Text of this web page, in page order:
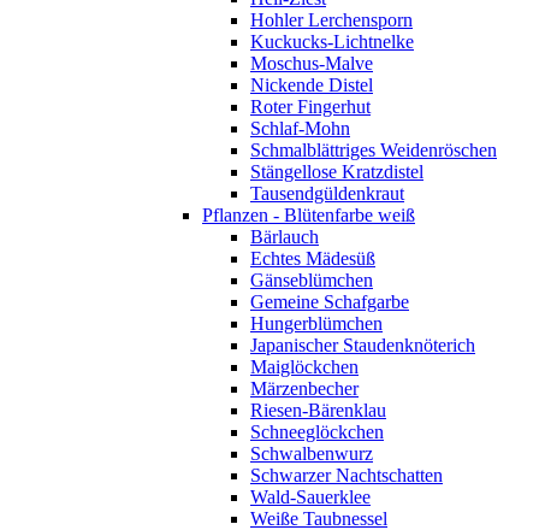
Hohler Lerchensporn
Kuckucks-Lichtnelke
Moschus-Malve
Nickende Distel
Roter Fingerhut
Schlaf-Mohn
Schmalblättriges Weidenröschen
Stängellose Kratzdistel
Tausendgüldenkraut
Pflanzen - Blütenfarbe weiß
Bärlauch
Echtes Mädesüß
Gänseblümchen
Gemeine Schafgarbe
Hungerblümchen
Japanischer Staudenknöterich
Maiglöckchen
Märzenbecher
Riesen-Bärenklau
Schneeglöckchen
Schwalbenwurz
Schwarzer Nachtschatten
Wald-Sauerklee
Weiße Taubnessel